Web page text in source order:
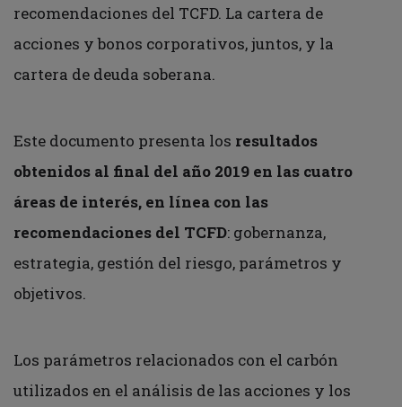
recomendaciones del TCFD. La cartera de
acciones y bonos corporativos, juntos, y la
cartera de deuda soberana.
Este documento presenta los resultados
obtenidos al final del año 2019 en las cuatro
áreas de interés, en línea con las
recomendaciones del TCFD: gobernanza,
estrategia, gestión del riesgo, parámetros y
objetivos.
Los parámetros relacionados con el carbón
utilizados en el análisis de las acciones y los